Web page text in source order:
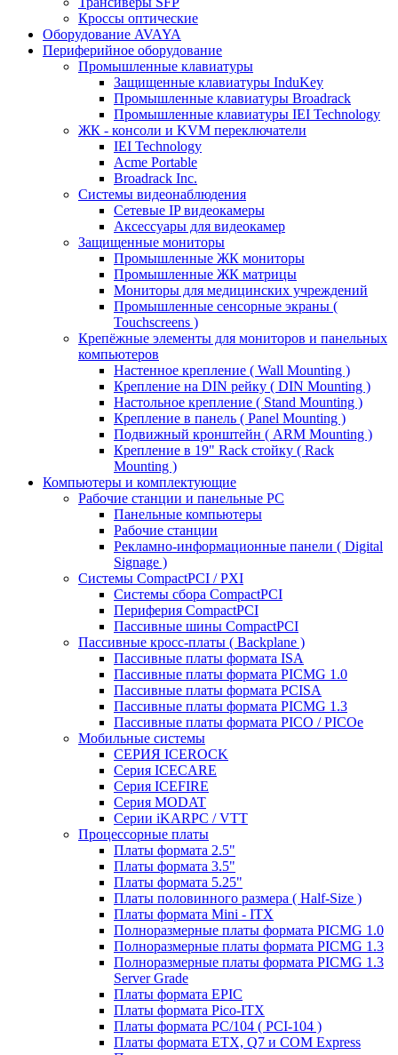
Кроссы оптические
Оборудование AVAYA
Периферийное оборудование
Промышленные клавиатуры
Защищенные клавиатуры InduKey
Промышленные клавиатуры Broadrack
Промышленные клавиатуры IEI Technology
ЖК - консоли и KVM переключатели
IEI Technology
Acme Portable
Broadrack Inc.
Системы видеонаблюдения
Сетевые IP видеокамеры
Аксессуары для видеокамер
Защищенные мониторы
Промышленные ЖК мониторы
Промышленные ЖК матрицы
Мониторы для медицинских учреждений
Промышленные сенсорные экраны (
Touchscreens )
Крепёжные элементы для мониторов и панельных
компьютеров
Настенное крепление ( Wall Mounting )
Крепление на DIN рейку ( DIN Mounting )
Настольное крепление ( Stand Mounting )
Крепление в панель ( Panel Mounting )
Подвижный кронштейн ( ARM Mounting )
Крепление в 19" Rack стойку ( Rack
Mounting )
Компьютеры и комплектующие
Рабочие станции и панельные РС
Панельные компьютеры
Рабочие станции
Рекламно-информационные панели ( Digital
Signage )
Системы CompactPCI / PXI
Системы сбора CompactPCI
Периферия CompactPCI
Пассивные шины CompactPCI
Пассивные кросс-платы ( Backplane )
Пассивные платы формата ISA
Пассивные платы формата PICMG 1.0
Пассивные платы формата PCISA
Пассивные платы формата PICMG 1.3
Пассивные платы формата PICO / PICOe
Мобильные системы
СЕРИЯ ICEROCK
Серия ICECARE
Серия ICEFIRE
Серия MODAT
Серии iKARPC / VTT
Процессорные платы
Платы формата 2.5"
Платы формата 3.5"
Платы формата 5.25"
Платы половинного размера ( Half-Size )
Платы формата Mini - ITX
Полноразмерные платы формата PICMG 1.0
Полноразмерные платы формата PICMG 1.3
Полноразмерные платы формата PICMG 1.3
Server Grade
Платы формата EPIC
Платы формата Pico-ITX
Платы формата PC/104 ( PCI-104 )
Платы формата ETX, Q7 и COM Express